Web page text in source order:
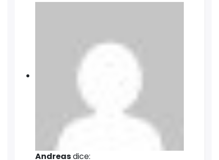
Andreasdice: